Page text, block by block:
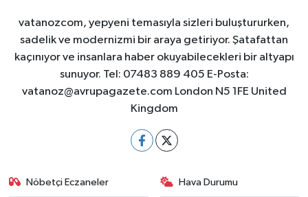
vatanozcom, yepyeni temasıyla sizleri buluştururken,
sadelik ve modernizmi bir araya getiriyor. Şatafattan
kaçınıyor ve insanlara haber okuyabilecekleri bir altyapı
sunuyor. Tel: 07483 889 405 E-Posta:
vatanoz@avrupagazete.com London N5 1FE United
Kingdom
Nöbetçi Eczaneler Hava Durumu